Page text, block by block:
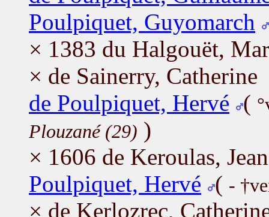
Poulpiquet, Guyomarch
× 1383 du Halgouët,
× de Sainerry, Catherine
de Poulpiquet, Hervé (
Plouzané (29) )
× 1606 de Keroulas,
Poulpiquet, Hervé ( -
× de Kerlozrec,